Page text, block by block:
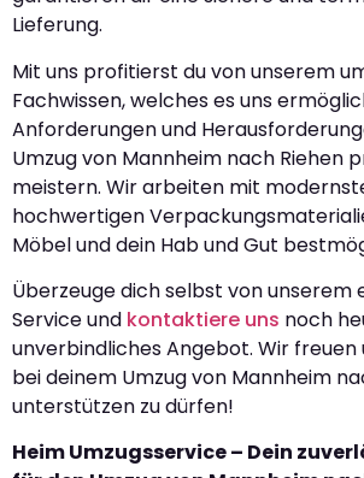
Lieferung.
Mit uns profitierst du von unserem
Fachwissen, welches es uns
Anforderungen und
Umzug von Mannheim nach Riehen
meistern. Wir arbeiten mit
hochwertigen
Möbel und dein Hab und Gut
Überzeuge dich selbst von unserem
Service und kontaktiere uns noch
unverbindliches Angebot. Wir freuen
bei deinem Umzug von Mannheim
unterstützen zu dürfen!
Heim Umzugsservice – Dein